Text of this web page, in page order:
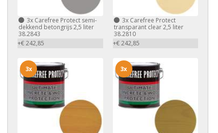
3x Carefree Protect semi-
dekkend betongrijs 2,5 liter
38.2843
+€ 242,85
3xCarefree Protect
transparant clear 2,5 liter
38.2810
+€ 242,85
3x 3x